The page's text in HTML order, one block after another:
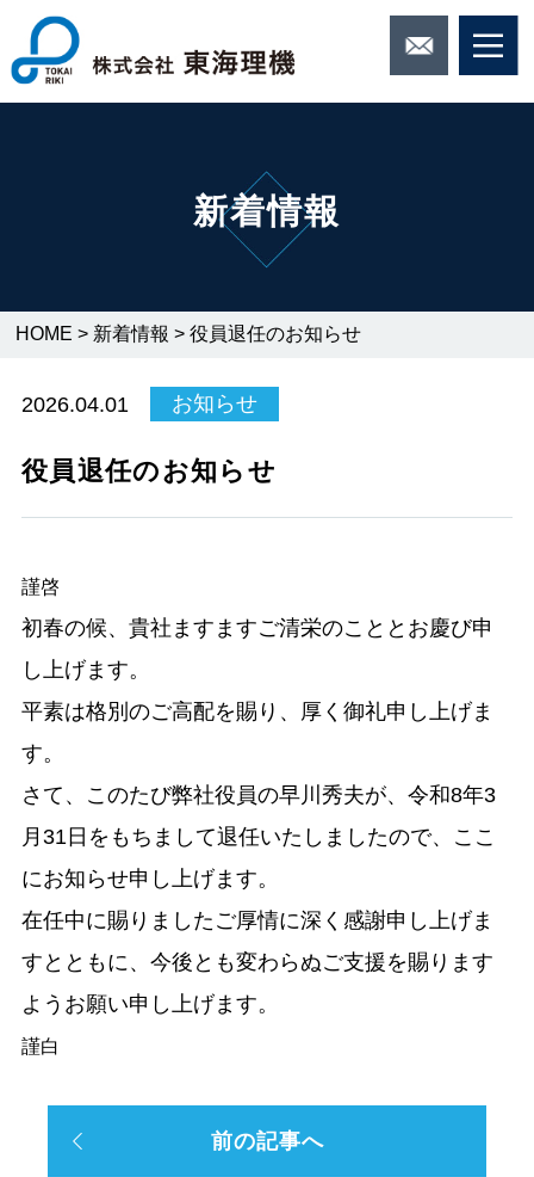
新着情報
HOME > 新着情報 >役員退任のお知らせ
2026.04.01 お知らせ
役員退任のお知らせ
謹啓
初春の候、貴社ますますご清栄のこととお慶び申
し上げます。
平素は格別のご高配を賜り、厚く御礼申し上げま
す。
さて、このたび弊社役員の早川秀夫が、令和8年3
月31日をもちまして退任いたしましたので、ここ
にお知らせ申し上げます。
在任中に賜りましたご厚情に深く感謝申し上げま
すとともに、今後とも変わらぬご支援を賜ります
ようお願い申し上げます。
謹白
前の記事へ